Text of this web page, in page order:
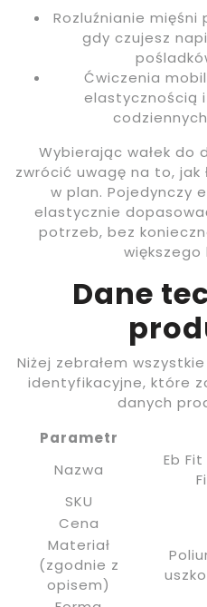
Rozluźnianie mięśni
gdy czujesz
Ćwiczenia
elastycznością
Wybierając wałek do
zwrócić uwagę na to,
w plan. Pojedynczy
elastycznie
potrzeb, bez
większego
Dane
Niżej zebrałem
identyfikacyjne, które
danych
Parametr
Nazwa
Eb
SKU
Cena
Materiał
(zgodnie z
opisem)